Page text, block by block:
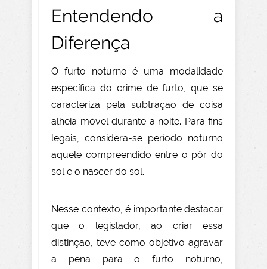
Entendendo a
Diferença
O furto noturno é uma modalidade
específica do crime de furto, que se
caracteriza pela subtração de coisa
alheia móvel durante a noite. Para fins
legais, considera-se período noturno
aquele compreendido entre o pôr do
sol e o nascer do sol.
Nesse contexto, é importante destacar
que o legislador, ao criar essa
distinção, teve como objetivo agravar
a pena para o furto noturno,